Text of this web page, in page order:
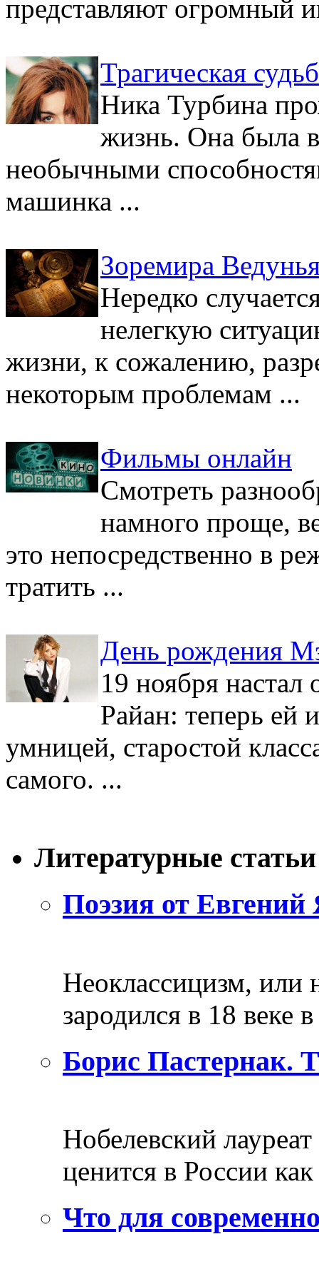
представляют огромный
Трагическая
Ника Турбина
жизнь. Она была
необычными
машинка ...
Зоремира
Нередко
нелегкую
жизни, к сожалению,
некоторым проблемам ...
Фильмы онлайн
Смотреть
намного проще,
это непосредственно в
тратить ...
День рождения
19 ноября
Райан: теперь ей
умницей, старостой
самого. ...
Литературные статьи
Поэзия от Евгений
Неоклассицизм, или
зародился в 18 веке
Борис Пастернак.
Нобелевский
ценится в России
Что для